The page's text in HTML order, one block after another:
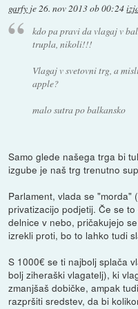
garfy je26. nov 2013 ob 00:24
kdo pa pravi da vlagaj v
trupla, nikoli!!!
Vlagaj v svetovni trg, a
apple?
malo sutra po balkansko
Samo glede našega trga bi
izgube je naš trg trenutno
Parlament, vlada se "morda"
privatizacijo podjetij. Če se
delnice v nebo, pričakujejo
izrekli proti, bo to lahko tudi
S 1000€ se ti najbolj splača
bolj ziheraški vlagatelj), ki
zmanjšaš dobičke, ampak
razpršiti sredstev, da bi